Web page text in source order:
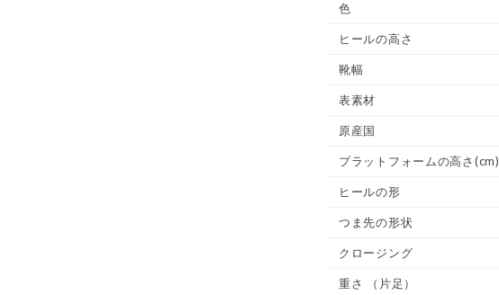
色
ヒールの高さ
靴幅
表素材
原産国
プラットフォームの高さ(cm)
ヒールの形
つま先の形状
クロージング
重さ （片足）